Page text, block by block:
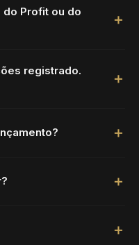
Profit ou do
registrado.